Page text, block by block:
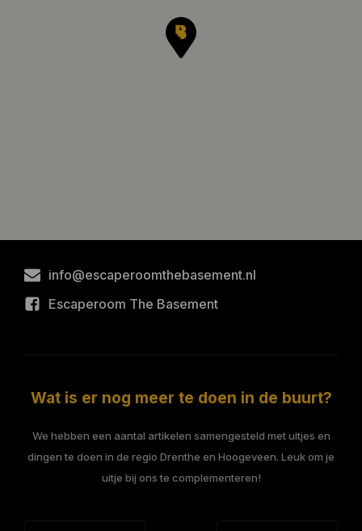
info@escaperoomthebasement.nl
Escaperoom The Basement
Wat is er nog meer te doen in de buurt?
We hebben een aantal artikelen samengesteld met uitjes en
dingen te doen in de regio Drenthe en Hoogeveen. Leuk om je
uitje bij ons te complementeren!